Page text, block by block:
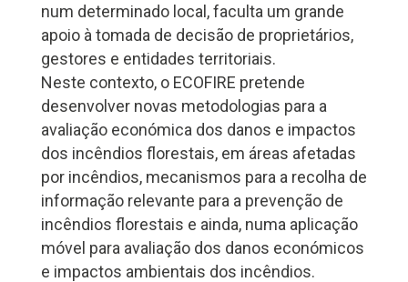
num determinado local, faculta um grande
apoio à tomada de decisão de proprietários,
gestores e entidades territoriais.
Neste contexto, o ECOFIRE pretende
desenvolver novas metodologias para a
avaliação económica dos danos e impactos
dos incêndios florestais, em áreas afetadas
por incêndios, mecanismos para a recolha de
informação relevante para a prevenção de
incêndios florestais e ainda, numa aplicação
móvel para avaliação dos danos económicos
e impactos ambientais dos incêndios.